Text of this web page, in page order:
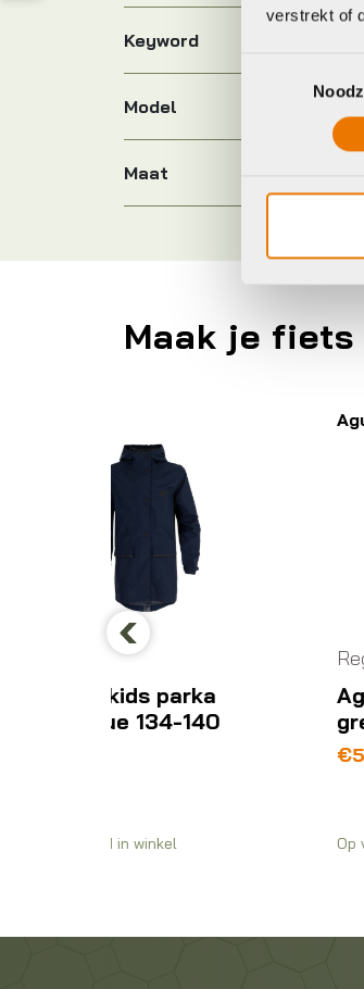
verstrekt of
Keyword
Model
Maat
Maak je
Agu go jacket army
green
Op voorraad in winkel